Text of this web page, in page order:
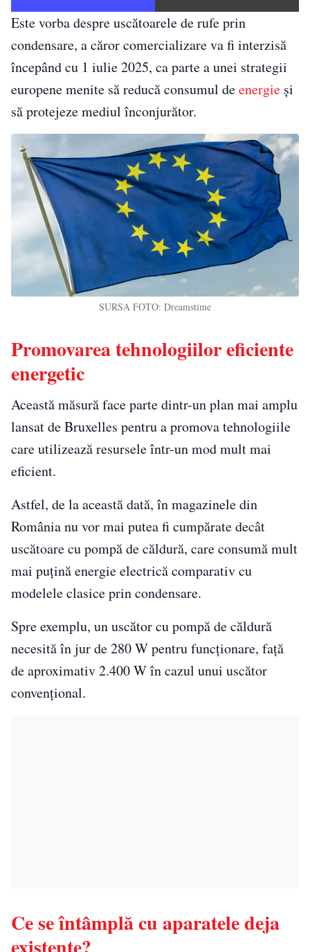
Este vorba despre uscătoarele de rufe prin
condensare, a căror comercializare va fi interzisă
începând cu 1 iulie 2025, ca parte a unei strategii
europene menite să reducă consumul deenergie și
să protejeze mediul înconjurător.
SURSA FOTO: Dreamstime
Promovarea tehnologiilor eficiente
energetic
Această măsură face parte dintr-un plan mai amplu
lansat de Bruxelles pentru a promova tehnologiile
care utilizează resursele într-un mod mult mai
eficient.
Astfel, de la această dată, în magazinele din
România nu vor mai putea fi cumpărate decât
uscătoare cu pompă de căldură, care consumă mult
mai puțină energie electrică comparativ cu
modelele clasice prin condensare.
Spre exemplu, un uscător cu pompă de căldură
necesită în jur de 280 W pentru funcționare, față
de aproximativ 2.400 W în cazul unui uscător
convențional.
Ce se întâmplă cu aparatele deja